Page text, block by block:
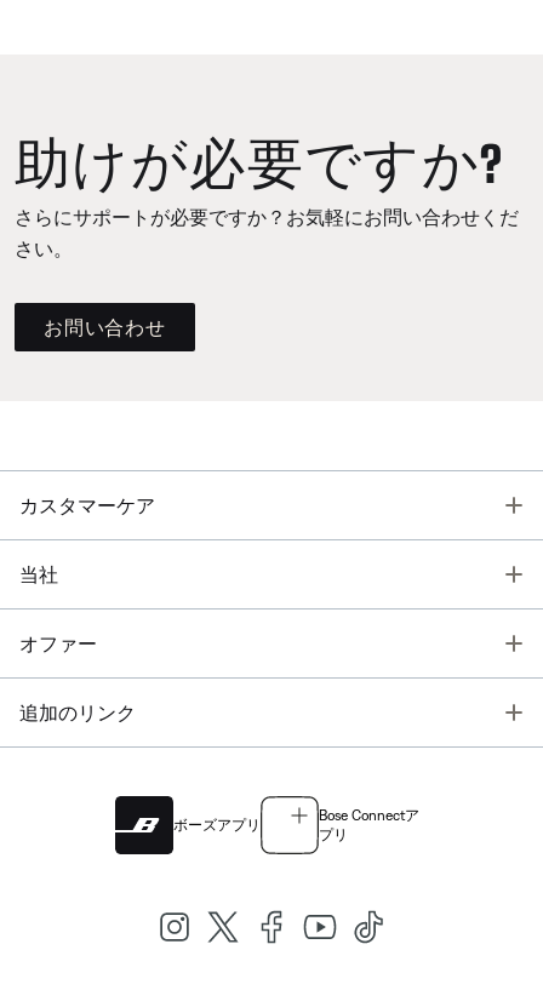
助けが必要ですか?
さらにサポートが必要ですか？お気軽にお問い合わせくだ
さい。
お問い合わせ
カスタマーケア
当社
オファー
追加のリンク
ボーズアプリ
Bose Connectア
プリ